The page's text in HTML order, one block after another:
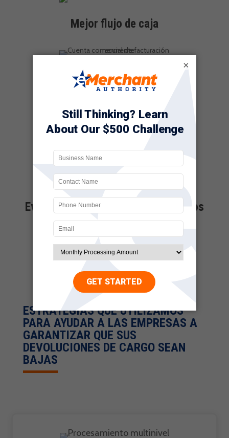
Mejor flujo de caja
Aceptar y programar pagos
recurrentes
Ingresos incrementados
Evite pérdidas por cheques sin fondos
Servicio al cliente mejorado
ESTRATEGIAS QUE UTILIZAMOS
PARA AYUDAR A LAS EMPRESAS A
GARANTIZAR QUE SUS
DEVOLUCIONES DE CARGO SEAN
BAJAS
×